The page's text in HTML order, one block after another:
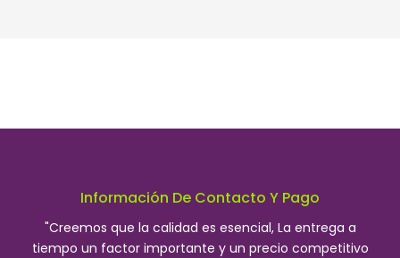
Información De Contacto Y Pago
"Creemos que la calidad es esencial, La entrega a
tiempo un factor importante y un precio competitivo